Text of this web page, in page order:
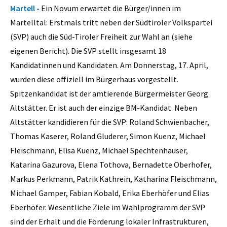
Martell - Ein Novum erwartet die Bürger/innen im
Martelltal: Erstmals tritt neben der Südtiroler Volkspartei
(SVP) auch die Süd-Tiroler Freiheit zur Wahl an (siehe
eigenen Bericht). Die SVP stellt insgesamt 18
Kandidatinnen und Kandidaten. Am Donnerstag, 17. April,
wurden diese offiziell im Bürgerhaus vorgestellt.
Spitzenkandidat ist der amtierende Bürgermeister Georg
Altstätter. Er ist auch der einzige BM-Kandidat. Neben
Altstätter kandidieren für die SVP: Roland Schwienbacher,
Thomas Kaserer, Roland Gluderer, Simon Kuenz, Michael
Fleischmann, Elisa Kuenz, Michael Spechtenhauser,
Katarina Gazurova, Elena Tothova, Bernadette Oberhofer,
Markus Perkmann, Patrik Kathrein, Katharina Fleischmann,
Michael Gamper, Fabian Kobald, Erika Eberhöfer und Elias
Eberhöfer. Wesentliche Ziele im Wahlprogramm der SVP
sind der Erhalt und die Förderung lokaler Infrastrukturen,